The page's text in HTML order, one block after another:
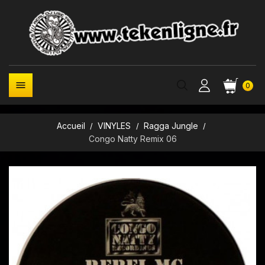
0

Accueil VINYLES
Ragga Jungle
Congo Natty Remix 06